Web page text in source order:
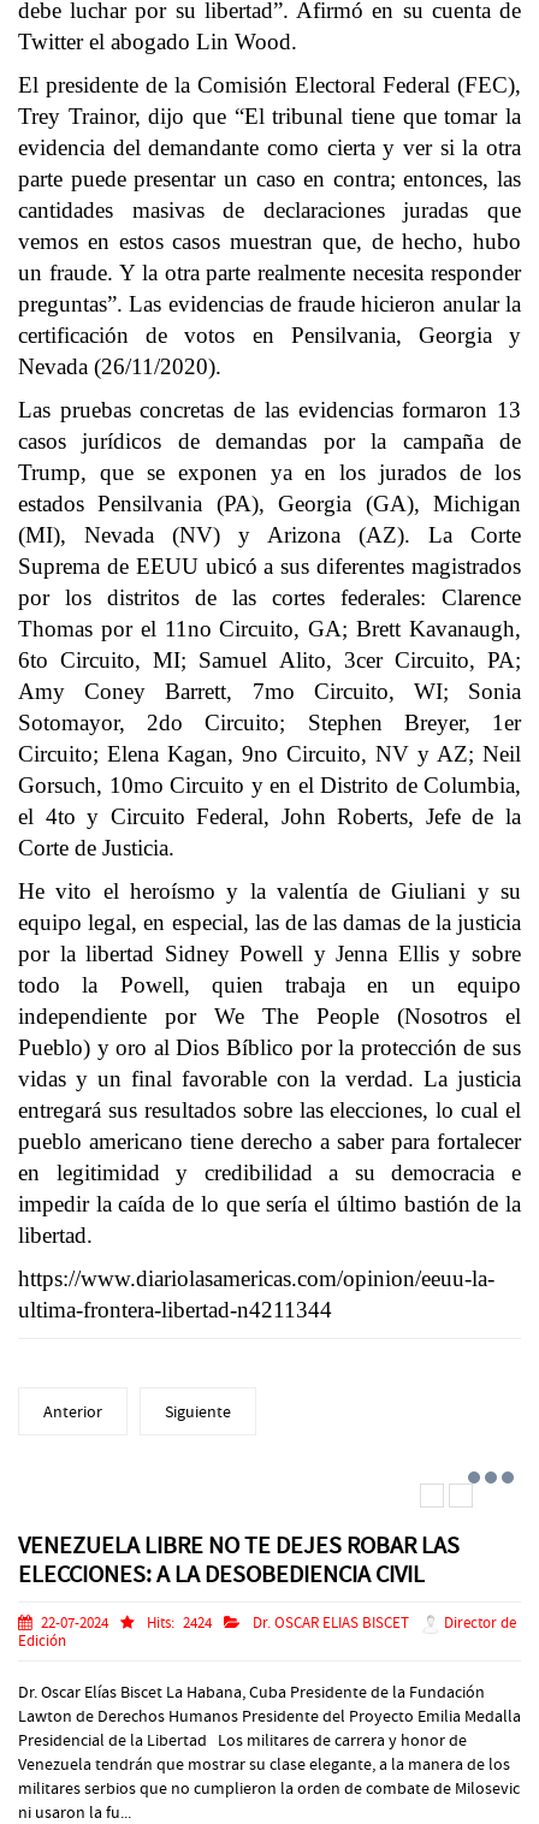
debe luchar por su libertad”. Afirmó en su cuenta de
Twitter el abogado Lin Wood.
El presidente de la Comisión Electoral Federal (FEC),
Trey Trainor, dijo que “El tribunal tiene que tomar la
evidencia del demandante como cierta y ver si la otra
parte puede presentar un caso en contra; entonces, las
cantidades masivas de declaraciones juradas que
vemos en estos casos muestran que, de hecho, hubo
un fraude. Y la otra parte realmente necesita responder
preguntas”. Las evidencias de fraude hicieron anular la
certificación de votos en Pensilvania, Georgia y
Nevada (26/11/2020).
Las pruebas concretas de las evidencias formaron 13
casos jurídicos de demandas por la campaña de
Trump, que se exponen ya en los jurados de los
estados Pensilvania (PA), Georgia (GA), Michigan
(MI), Nevada (NV) y Arizona (AZ). La Corte
Suprema de EEUU ubicó a sus diferentes magistrados
por los distritos de las cortes federales: Clarence
Thomas por el 11no Circuito, GA; Brett Kavanaugh,
6to Circuito, MI; Samuel Alito, 3cer Circuito, PA;
Amy Coney Barrett, 7mo Circuito, WI; Sonia
Sotomayor, 2do Circuito; Stephen Breyer, 1er
Circuito; Elena Kagan, 9no Circuito, NV y AZ; Neil
Gorsuch, 10mo Circuito y en el Distrito de Columbia,
el 4to y Circuito Federal, John Roberts, Jefe de la
Corte de Justicia.
He vito el heroísmo y la valentía de Giuliani y su
equipo legal, en especial, las de las damas de la justicia
por la libertad Sidney Powell y Jenna Ellis y sobre
todo la Powell, quien trabaja en un equipo
independiente por We The People (Nosotros el
Pueblo) y oro al Dios Bíblico por la protección de sus
vidas y un final favorable con la verdad. La justicia
entregará sus resultados sobre las elecciones, lo cual el
pueblo americano tiene derecho a saber para fortalecer
en legitimidad y credibilidad a su democracia e
impedir la caída de lo que sería el último bastión de la
libertad.
https://www.diariolasamericas.com/opinion/eeuu-la-
ultima-frontera-libertad-n4211344
Anterior Siguiente
VENEZUELA LIBRE NO TE DEJES ROBAR LAS
ELECCIONES: A LA DESOBEDIENCIA CIVIL
22-07-2024 Hits: 2424 Dr. OSCAR ELIAS BISCET
Director de
Edición
Dr. Oscar Elías Biscet La Habana, Cuba Presidente de la Fundación
Lawton de Derechos Humanos Presidente del Proyecto Emilia Medalla
Presidencial de la Libertad Los militares de carrera y honor de
Venezuela tendrán que mostrar su clase elegante, a la manera de los
militares serbios que no cumplieron la orden de combate de Milosevic
ni usaron la fu...